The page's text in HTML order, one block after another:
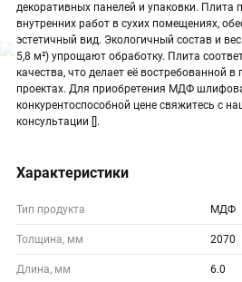
декоративных панелей и упаковки. Плита
внутренних работ в сухих помещениях,
эстетичный вид. Экологичный состав и
5,8 м²) упрощают обработку. Плита
качества, что делает её востребованной
проектах. Для приобретения МДФ
конкурентоспособной цене свяжитесь с
консультации [].
Характеристики
Тип продукта МДФ
Толщина, мм 2070
Длина, мм 6.0